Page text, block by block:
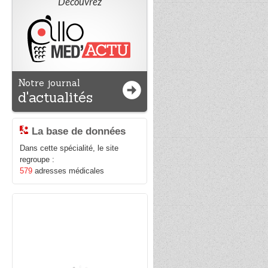
Notre journal
d'actualités
La base de données
Dans cette spécialité, le site
regroupe :
579 adresses médicales